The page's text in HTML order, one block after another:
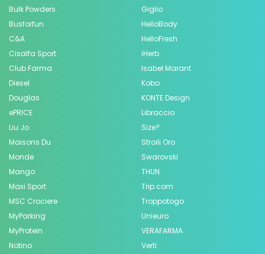
Bulk Powders
Busforfun
C&A
Cisalfa Sport
Club Farma
Diesel
Douglas
ePRICE
Giglio
HelloBody
HelloFresh
iHerb
Isabel Marant
Kobo
KONTE Design
Libraccio
Liu Jo
Maisons Du
Monde
Mango
Maxi Sport
MSC Crociere
MyParking
MyProtein
Notino
Size?
Stroili Oro
Swarovski
THUN
Trip.com
Troppotogo
Unieuro
VERAFARMA
Verti